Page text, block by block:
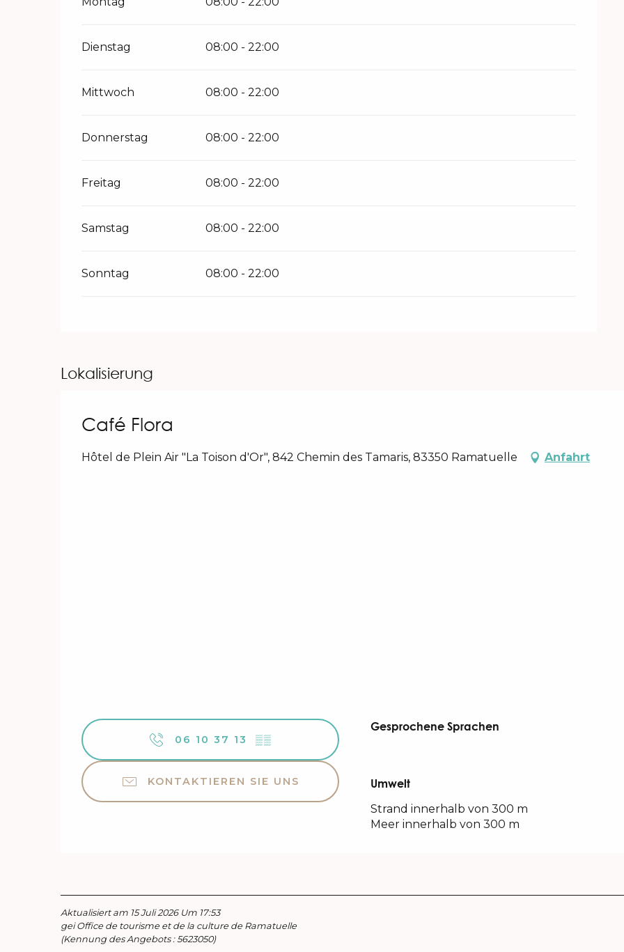
Dienstag 08:00 - 22:00
Mittwoch 08:00 - 22:00
Donnerstag 08:00 - 22:00
Freitag 08:00 - 22:00
Samstag 08:00 - 22:00
Sonntag 08:00 - 22:00
Lokalisierung
Café Flora
Hôtel de Plein Air "La Toison d'Or", 842 Chemin des Tamaris, 83350 Ramatuelle Anfahrt
06 10 37 13 ▒▒
KONTAKTIEREN SIE UNS
Gesprochene Sprachen
Gesprochene Sprachen
Umwelt
Umwelt
Strand innerhalb von 300 m
Meer innerhalb von 300 m
Aktualisiert am 15 Juli 2026 Um 17:53
gei Office de tourisme et de la culture de Ramatuelle
(Kennung des Angebots :5623050)